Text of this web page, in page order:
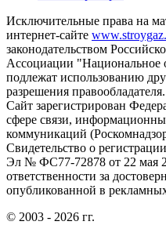
Исключительные права на
интернет-сайте
законодательством
Ассоциации "Национальное
подлежат использованию
разрешения правообладателя.
Сайт зарегистрирован
сфере связи,
коммуникаций
Свидетельство о
Эл № ФС77-72878 от 22 мая
ответственности за
опубликованной в
© 2003 - 2026 гг.